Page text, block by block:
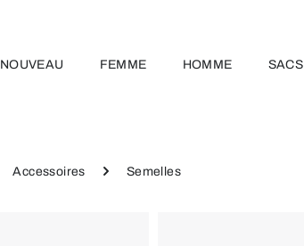
NOUVEAU FEMME HOMME SACS
Accessoires Semelles